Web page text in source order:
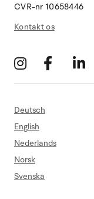
CVR-nr 10658446
Kontakt os
Deutsch
English
Nederlands
Norsk
Svenska